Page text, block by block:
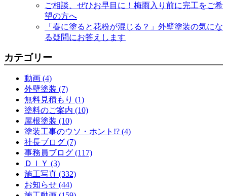
ご相談、ぜひお早目に！梅雨入り前に完工をご希
望の方へ
「春に塗ると花粉が混じる？」外壁塗装の気にな
る疑問にお答えします
カテゴリー
動画 (4)
外壁塗装 (7)
無料見積もり (1)
塗料のご案内 (10)
屋根塗装 (10)
塗装工事のウソ・ホント!? (4)
社長ブログ (7)
事務員ブログ (117)
ＤＩＹ (3)
施工写真 (332)
お知らせ (44)